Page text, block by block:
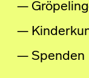
Spenden